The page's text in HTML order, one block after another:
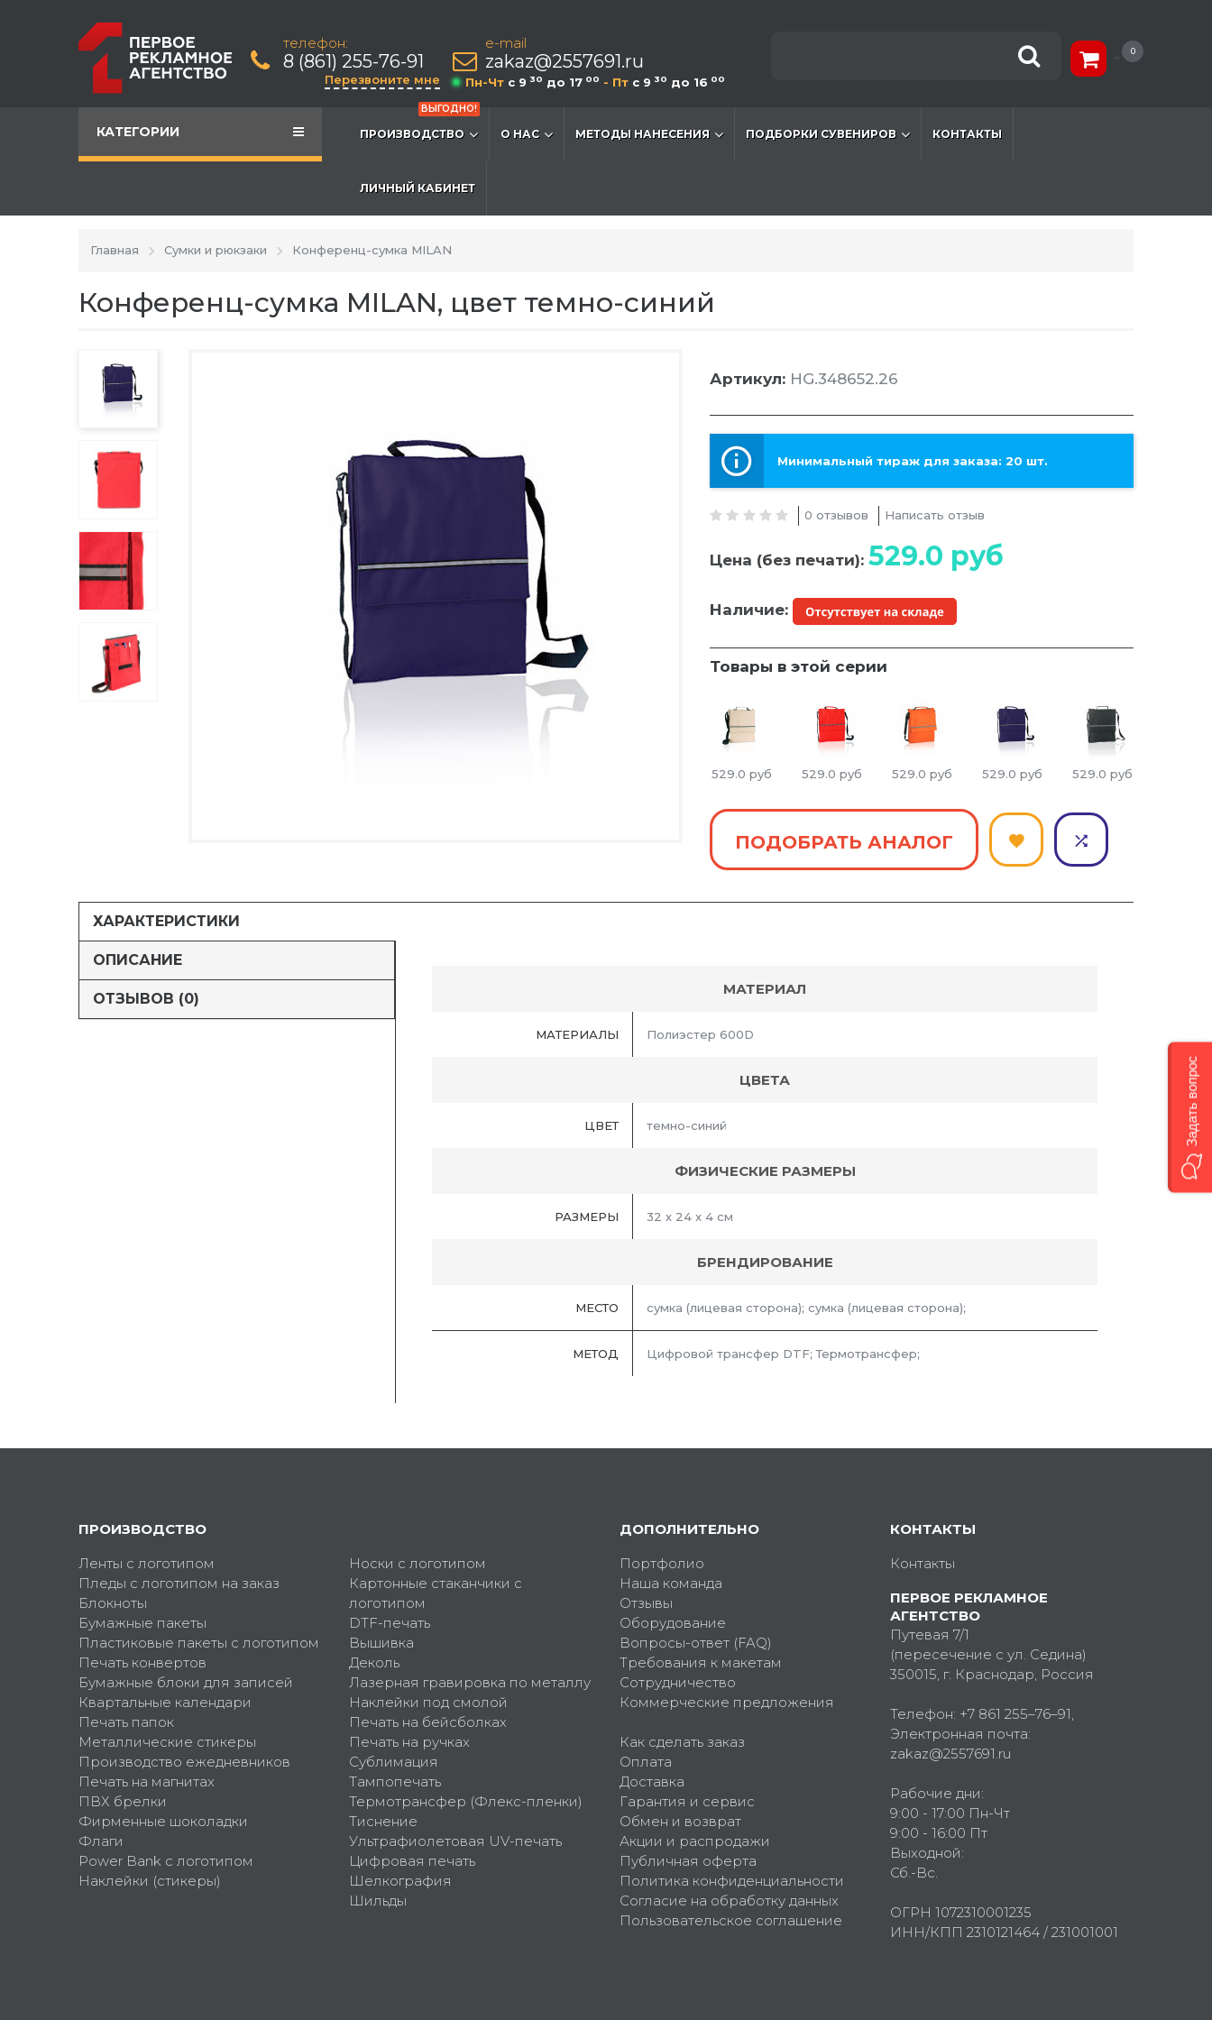
телефон:
8 (861) 255-76-91
Перезвоните мне
e-mail
zakaz@2557691.ru
Пн-Чт c 9 30 до 17 00 - Пт c 9 30 до 16 00
0
КАТЕГОРИИ
ВЫГОДНО!
ПРОИЗВОДСТВО О НАС МЕТОДЫ НАНЕСЕНИЯ ПОДБОРКИ СУВЕНИРОВ КОНТАКТЫ
ЛИЧНЫЙ КАБИНЕТ
Главная Сумки и рюкзаки Конференц-сумка MILAN
Конференц-сумка MILAN, цвет темно-синий
Артикул: HG.348652.26
Минимальный тираж для заказа: 20 шт.
0 отзывов Написать отзыв
Цена (без печати): 529.0 руб
Наличие:
Товары в этой серии
529.0 руб 529.0 руб 529.0 руб 529.0 руб 529.0 руб
ПОДОБРАТЬ АНАЛОГ
ХАРАКТЕРИСТИКИ
ОПИСАНИЕ
ОТЗЫВОВ (0)
МАТЕРИАЛ
МАТЕРИАЛЫ Полиэстер 600D
ЦВЕТА
ЦВЕТ темно-синий
ФИЗИЧЕСКИЕ РАЗМЕРЫ
РАЗМЕРЫ 32 х 24 x 4 см
БРЕНДИРОВАНИЕ
МЕСТО сумка (лицевая сторона); сумка (лицевая сторона);
МЕТОД Цифровой трансфер DTF; Термотрансфер;
ПРОИЗВОДСТВО
Ленты с логотипом
Пледы с логотипом на заказ
Блокноты
Бумажные пакеты
Пластиковые пакеты с логотипом
Печать конвертов
Бумажные блоки для записей
Квартальные календари
Печать папок
Металлические стикеры
Производство ежедневников
Печать на магнитах
ПВХ брелки
Фирменные шоколадки
Флаги
Power Bank с логотипом
Наклейки (стикеры)
Носки с логотипом
Картонные стаканчики с
логотипом
DTF-печать
Вышивка
Деколь
Лазерная гравировка по металлу
Наклейки под смолой
Печать на бейсболках
Печать на ручках
Сублимация
Тампопечать
Термотрансфер (Флекс-пленки)
Тиснение
Ультрафиолетовая UV-печать
Цифровая печать
Шелкография
Шильды
ДОПОЛНИТЕЛЬНО
Портфолио
Наша команда
Отзывы
Оборудование
Вопросы-ответ (FAQ)
Требования к макетам
Сотрудничество
Коммерческие предложения
Как сделать заказ
Оплата
Доставка
Гарантия и сервис
Обмен и возврат
Акции и распродажи
Публичная оферта
Политика конфиденциальности
Согласие на обработку данных
Пользовательское соглашение
КОНТАКТЫ
Контакты
ПЕРВОЕ РЕКЛАМНОЕ
АГЕНТСТВО
Путевая 7/1
(пересечение с ул. Седина)
350015, г. Краснодар, Россия
Телефон: +7 861 255–76–91,
Электронная почта:
zakaz@2557691.ru
Рабочие дни:
9:00 - 17:00 Пн-Чт
9:00 - 16:00 Пт
Выходной:
Сб.-Вс.
ОГРН 1072310001235
ИНН/КПП 2310121464 / 231001001
Задать вопрос